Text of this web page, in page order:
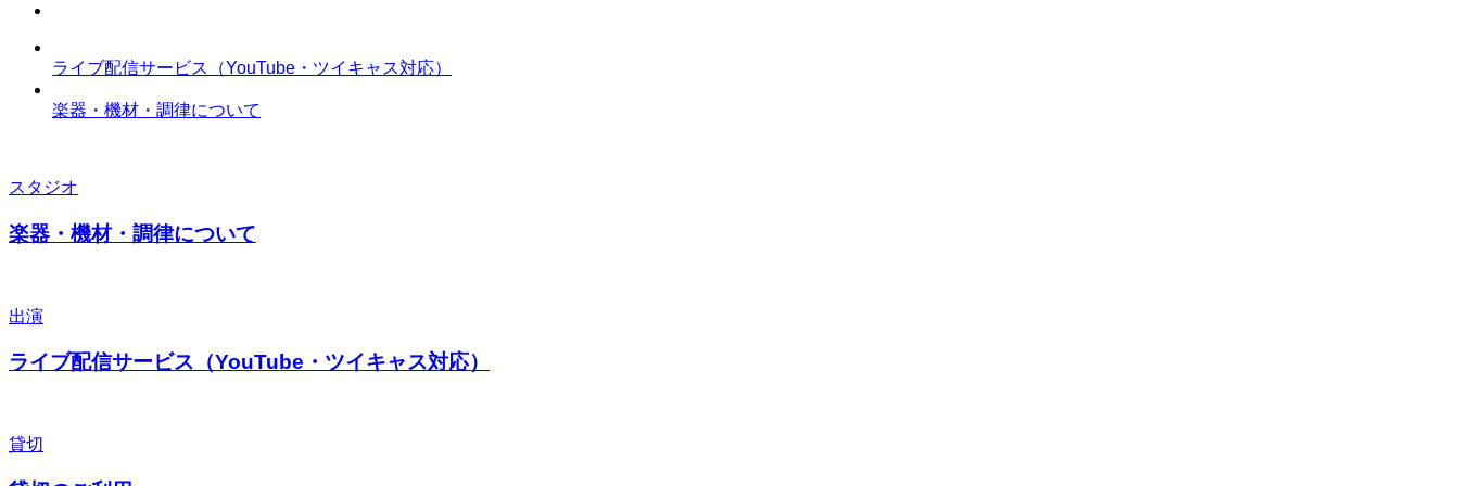
ライブ配信サービス（YouTube・ツイキャス対応）
楽器・機材・調律について
スタジオ
楽器・機材・調律について
出演
ライブ配信サービス（YouTube・ツイキャス対応）
貸切